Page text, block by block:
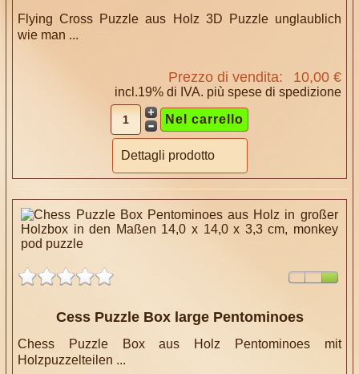
Flying Cross Puzzle aus Holz 3D Puzzle unglaublich
wie man ...
Prezzo di vendita: 10,00 €
incl.19% di IVA. più spese di spedizione
Dettagli prodotto
Cess Puzzle Box large Pentominoes
Chess Puzzle Box aus Holz Pentominoes mit
Holzpuzzelteilen ...